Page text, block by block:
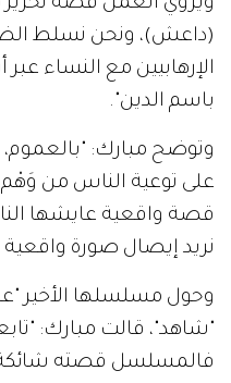
(داعش)، ونحن نسلط
الإرهابيين مع النساء
باسم الدين".
وتوضح مبارك:
على توعية الناس من وَهْم
قصة واقعية عايشها
نريد إيصال صورة
"شاهد"، قالت مبارك:
فالمسلسل قصته